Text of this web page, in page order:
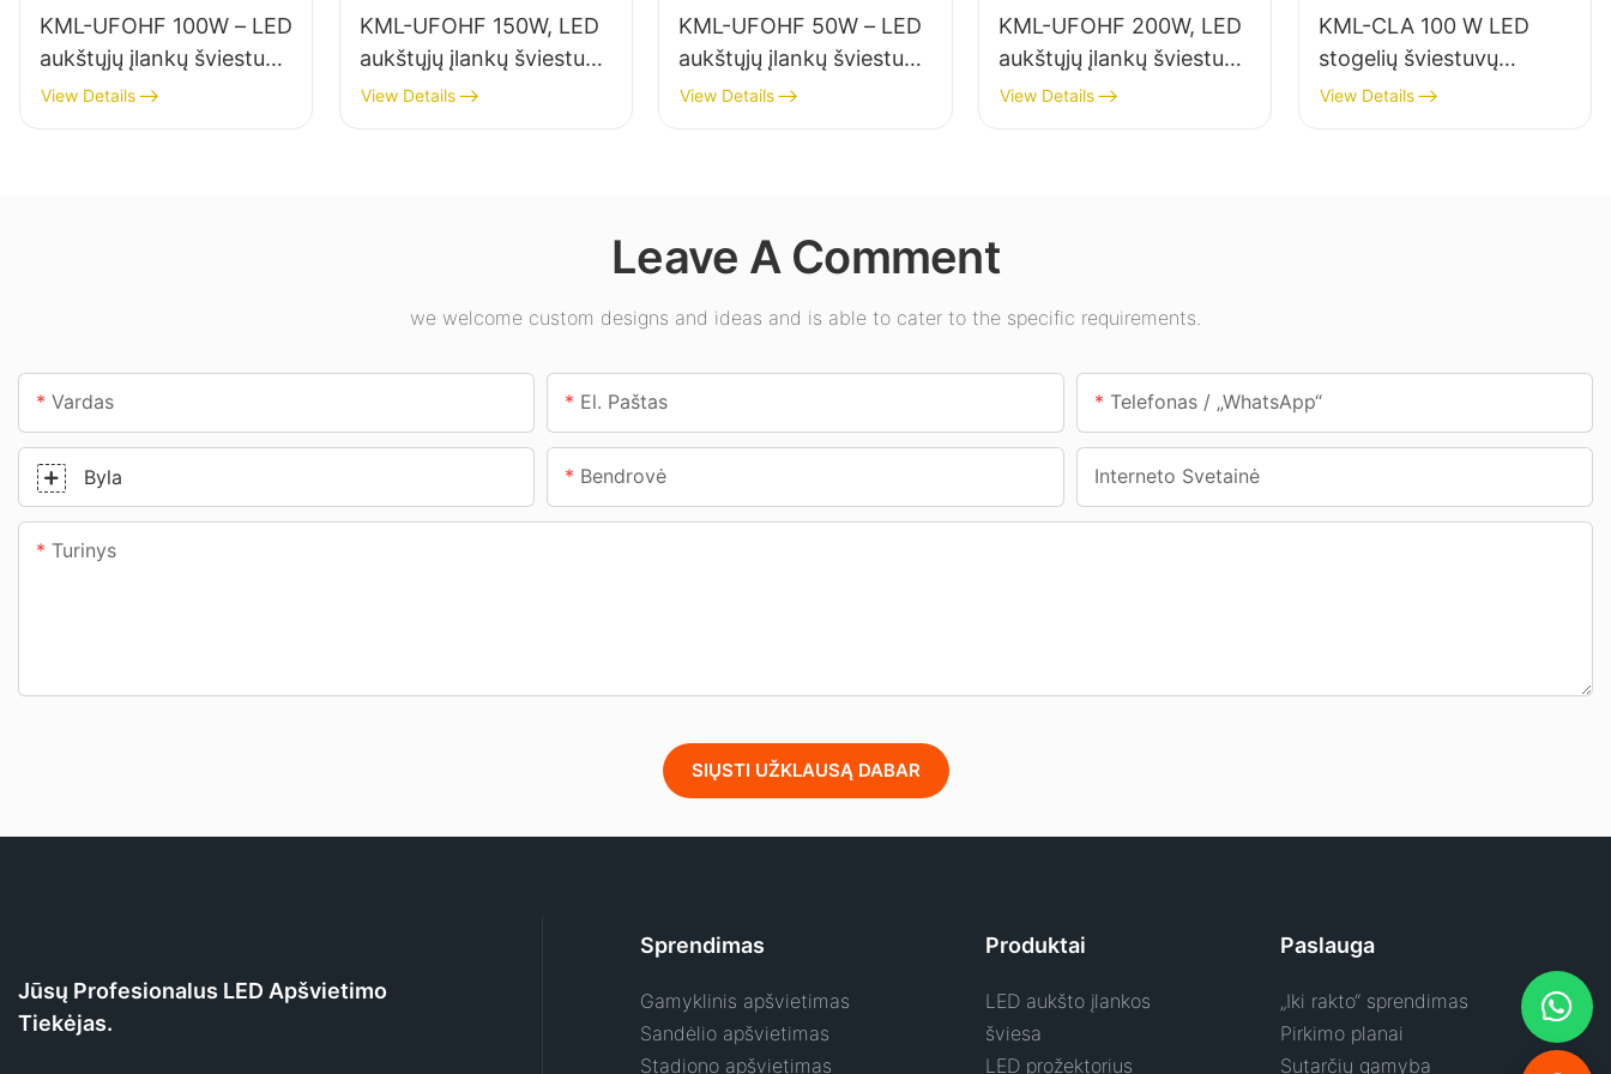
KML-UFOHF 100W – LED
aukštųjų įlankų šviestuvų
tiekėjas pramonės
įmonėms, sandėliams ir
View Details
KML-UFOHF 150W, LED
aukštųjų įlankų šviestuvų
tiekėjas, skirtas vidaus
apšvietimui pramonės
View Details
KML-UFOHF 50W – LED
aukštųjų įlankų šviestuvų
tiekėjas pramonės
įmonėms, sandėliams ir
View Details
KML-UFOHF 200W, LED
aukštųjų įlankų šviestuvų
tiekėjas, skirtas vidaus
apšvietimui parodų
View Details
KML-CLA 100 W LED
stogelių šviestuvų
tiekėjas vidaus erdvėms,
tokioms kaip degalinės ir
View Details
Leave A Comment
we welcome custom designs and ideas and is able to cater to the specific requirements.
Vardas El. Paštas Telefonas / „WhatsApp“
Byla Bendrovė Interneto Svetainė
Turinys
SIŲSTI UŽKLAUSĄ DABAR
Jūsų Profesionalus LED Apšvietimo
Tiekėjas.
Sprendimas
Gamyklinis apšvietimas
Sandėlio apšvietimas
Stadiono apšvietimas
Produktai
LED aukšto įlankos
šviesa
LED prožektorius
Paslauga
„Iki rakto“ sprendimas
Pirkimo planai
Sutarčių gamyba